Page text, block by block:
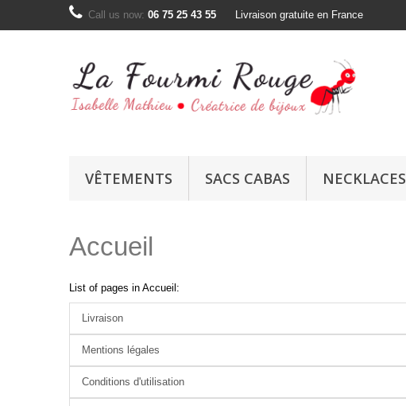
Call us now: 06 75 25 43 55 Livraison gratuite en France
VÊTEMENTS SACS CABAS NECKLACES
Accueil
List of pages in Accueil:
Livraison
Mentions légales
Conditions d'utilisation